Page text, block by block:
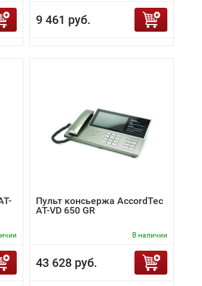
9 461 руб.
Пульт консьержа AccordTec
AT-VD 650 GR
В наличии
43 628 руб.